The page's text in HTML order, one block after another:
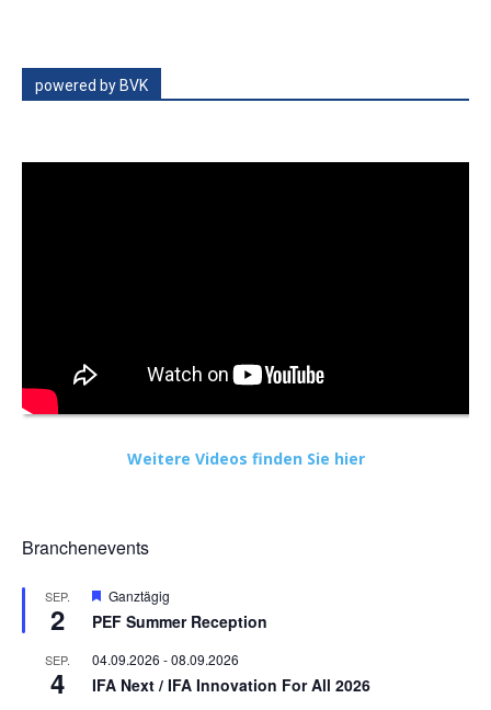
powered by BVK
Weitere Videos finden Sie hier
Branchenevents
SEP.
2
Hervorgehoben
Ganztägig
PEF Summer Reception
SEP.
4
04.09.2026 -08.09.2026
IFA Next / IFA Innovation For All 2026